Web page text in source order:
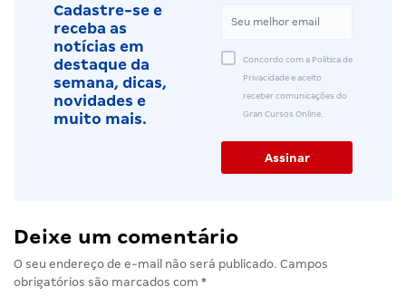
Cadastre-se e
receba as
notícias em
destaque da
semana, dicas,
novidades e
muito mais.
Concordo com a Política de
Privacidade e aceito
receber comunicações do
Gran Cursos Online.
Deixe um comentário
O seu endereço de e-mail não será publicado. Campos
obrigatórios são marcados com *